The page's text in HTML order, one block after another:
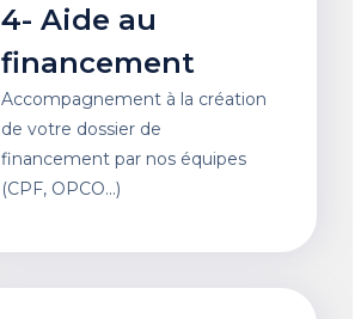
4- Aide au
financement
Accompagnement à la création
de votre dossier de
financement par nos équipes
(CPF, OPCO...)